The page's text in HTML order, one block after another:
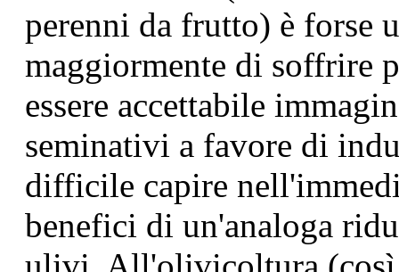
perenni da frutto) è forse
maggiormente di soffrire
essere accettabile
seminativi a favore di
difficile capire
benefici di un'analoga